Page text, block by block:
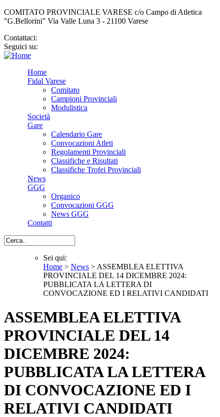
COMITATO PROVINCIALE VARESE c/o Campo di Atletica
"G.Bellorini" Via Valle Luna 3 - 21100 Varese
Contattaci:
Seguici su:
Home
Fidal Varese
Comitato
Campioni Provinciali
Modulistica
Società
Gare
Calendario Gare
Convocazioni Atleti
Regolamenti Provinciali
Classifiche e Risultati
Classifiche Trofei Provinciali
News
GGG
Organico
Convocazioni GGG
News GGG
Contatti
Cerca
Sei qui
Sei qui:
Home > News > ASSEMBLEA ELETTIVA
PROVINCIALE DEL 14 DICEMBRE 2024:
PUBBLICATA LA LETTERA DI
CONVOCAZIONE ED I RELATIVI CANDIDATI
ASSEMBLEA ELETTIVA
PROVINCIALE DEL 14
DICEMBRE 2024:
PUBBLICATA LA LETTERA
DI CONVOCAZIONE ED I
RELATIVI CANDIDATI